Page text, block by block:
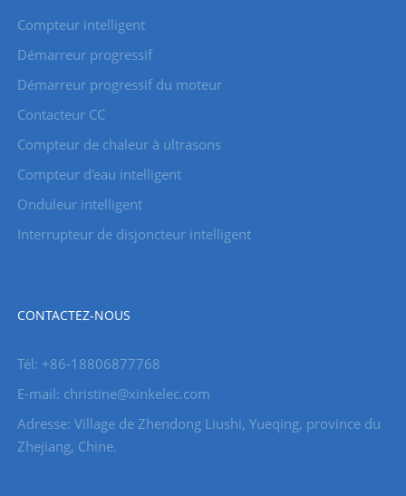
Compteur intelligent
Démarreur progressif
Démarreur progressif du moteur
Contacteur CC
Compteur de chaleur à ultrasons
Compteur d'eau intelligent
Onduleur intelligent
Interrupteur de disjoncteur intelligent
CONTACTEZ-NOUS
Tél: +86-18806877768
E-mail: christine@xinkelec.com
Adresse: Village de Zhendong Liushi, Yueqing, province du
Zhejiang, Chine.